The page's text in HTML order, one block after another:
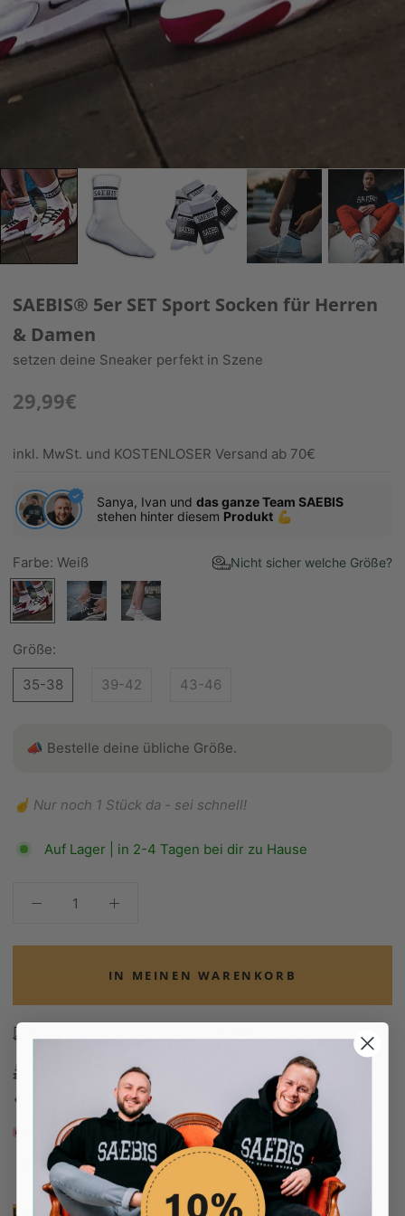
SAEBIS® 5er SET Sport Socken für Herren
& Damen
setzen deine Sneaker perfekt in Szene
29,99€
inkl. MwSt. und KOSTENLOSER Versand ab 70€
Sanya, Ivan und das ganze Team SAEBIS
stehen hinter diesem Produkt 💪
Farbe: Weiß Nicht sicher welche Größe?
Weiß Schwarz Mehrfarbig
Größe:
35-38 39-42 43-46
📣 Bestelle deine übliche Größe.
☝️ Nur noch 1 Stück da - sei schnell!
Auf Lager | in 2-4 Tagen bei dir zu Hause
IN MEINEN WARENKORB
100 Tage Rückgaberecht
Edel verpackt in Seidenpapier
Bezahle in 30 Tagen
Bezahle in 30 Tagen